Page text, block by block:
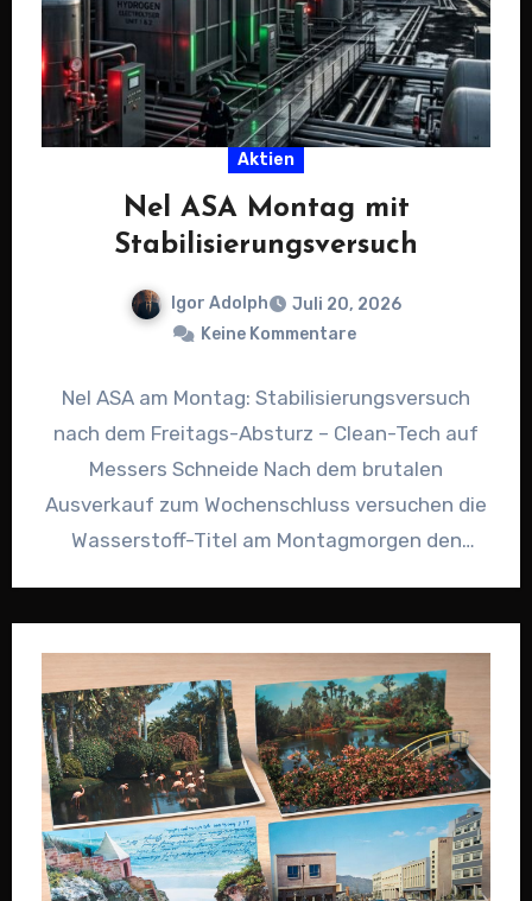
Aktien
Nel ASA Montag mit
Stabilisierungsversuch
Igor Adolph
Juli 20, 2026
Keine Kommentare
Nel ASA am Montag: Stabilisierungsversuch
nach dem Freitags-Absturz – Clean-Tech auf
Messers Schneide Nach dem brutalen
Ausverkauf zum Wochenschluss versuchen die
Wasserstoff-Titel am Montagmorgen den